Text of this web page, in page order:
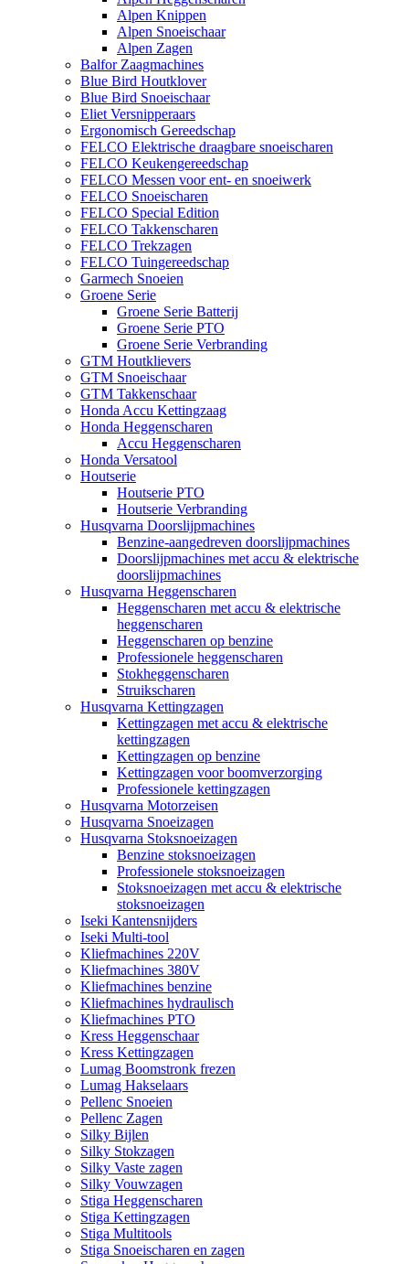
Alpen Knippen
Alpen Snoeischaar
Alpen Zagen
Balfor Zaagmachines
Blue Bird Houtklover
Blue Bird Snoeischaar
Eliet Versnipperaars
Ergonomisch Gereedschap
FELCO Elektrische draagbare snoeischaren
FELCO Keukengereedschap
FELCO Messen voor ent- en snoeiwerk
FELCO Snoeischaren
FELCO Special Edition
FELCO Takkenscharen
FELCO Trekzagen
FELCO Tuingereedschap
Garmech Snoeien
Groene Serie
Groene Serie Batterij
Groene Serie PTO
Groene Serie Verbranding
GTM Houtklievers
GTM Snoeischaar
GTM Takkenschaar
Honda Accu Kettingzaag
Honda Heggenscharen
Accu Heggenscharen
Honda Versatool
Houtserie
Houtserie PTO
Houtserie Verbranding
Husqvarna Doorslijpmachines
Benzine-aangedreven doorslijpmachines
Doorslijpmachines met accu & elektrische
doorslijpmachines
Husqvarna Heggenscharen
Heggenscharen met accu & elektrische
heggenscharen
Heggenscharen op benzine
Professionele heggenscharen
Stokheggenscharen
Struikscharen
Husqvarna Kettingzagen
Kettingzagen met accu & elektrische
kettingzagen
Kettingzagen op benzine
Kettingzagen voor boomverzorging
Professionele kettingzagen
Husqvarna Motorzeisen
Husqvarna Snoeizagen
Husqvarna Stoksnoeizagen
Benzine stoksnoeizagen
Professionele stoksnoeizagen
Stoksnoeizagen met accu & elektrische
stoksnoeizagen
Iseki Kantensnijders
Iseki Multi-tool
Kliefmachines 220V
Kliefmachines 380V
Kliefmachines benzine
Kliefmachines hydraulisch
Kliefmachines PTO
Kress Heggenschaar
Kress Kettingzagen
Lumag Boomstronk frezen
Lumag Hakselaars
Pellenc Snoeien
Pellenc Zagen
Silky Bijlen
Silky Stokzagen
Silky Vaste zagen
Silky Vouwzagen
Stiga Heggenscharen
Stiga Kettingzagen
Stiga Multitools
Stiga Snoeischaren en zagen